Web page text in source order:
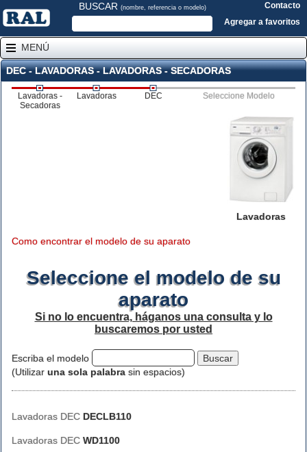
BUSCAR (nombre, referencia o modelo)
Contacto
Agregar a favoritos
MENÚ
DEC - LAVADORAS - LAVADORAS - SECADORAS
Lavadoras -
Secadoras
Lavadoras DEC Seleccione Modelo
Lavadoras
Como encontrar el modelo de su aparato
Seleccione el modelo de su
aparato
Si no lo encuentra, háganos una consulta y lo
buscaremos por usted
Escriba el modelo
(Utilizar una sola palabra sin espacios)
Lavadoras DEC DECLB110
Lavadoras DEC WD1100